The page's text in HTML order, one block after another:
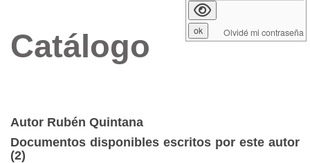
Catálogo
Autor Rubén Quintana
Documentos disponibles escritos por este autor
(2)
Olvidé mi contraseña